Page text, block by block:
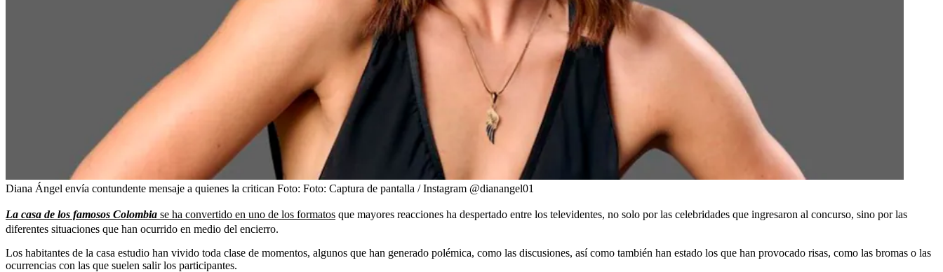
Diana Ángel envía contundente mensaje a quienes la critican Foto: Foto: Captura de pantalla / Instagram @dianangel01
La casa de los famosos Colombia se ha convertido en uno de los formatos que mayores reacciones ha despertado entre los televidentes, no solo por las celebridades que ingresaron al concurso, sino por las
diferentes situaciones que han ocurrido en medio del encierro.
Los habitantes de la casa estudio han vivido toda clase de momentos, algunos que han generado polémica, como las discusiones, así como también han estado los que han provocado risas, como las bromas o las
ocurrencias con las que suelen salir los participantes.